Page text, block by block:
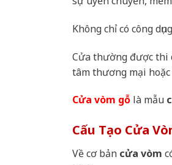
Không chỉ có công
Cửa thường được thi
tâm thương mại hoặc
Cửa vòm gỗ là mẫu
Cấu Tạo Cửa
Về cơ bản cửa vòm